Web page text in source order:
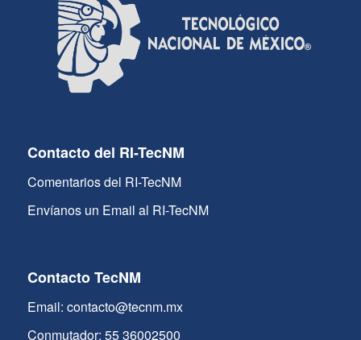
Contacto del RI-TecNM
Comentarios del RI-TecNM
Envíanos un Email al RI-TecNM
Contacto TecNM
Email: contacto@tecnm.mx
Conmutador: 55 36002500